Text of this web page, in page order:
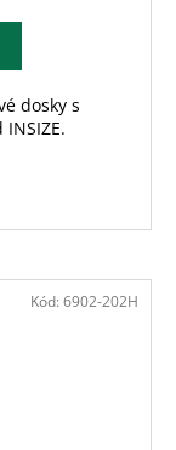
dosky s
Kód: 6902-202H